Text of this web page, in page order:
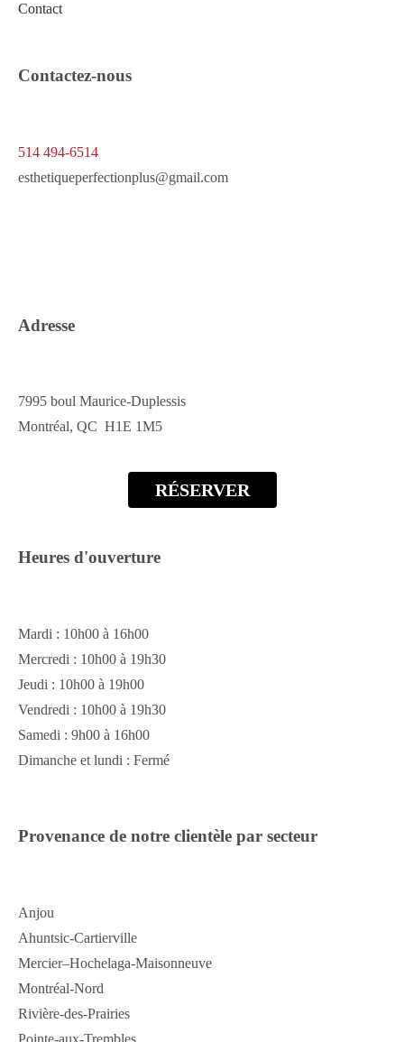
Contact
Contactez-nous
514 494-6514
esthetiqueperfectionplus@gmail.com
Adresse
7995 boul Maurice-Duplessis
Montréal, QC H1E 1M5
RÉSERVER
Heures d'ouverture
Mardi : 10h00 à 16h00
Mercredi : 10h00 à 19h30
Jeudi : 10h00 à 19h00
Vendredi : 10h00 à 19h30
Samedi : 9h00 à 16h00
Dimanche et lundi : Fermé
Provenance de notre clientèle par secteur
Anjou
Ahuntsic-Cartierville
Mercier–Hochelaga-Maisonneuve
Montréal-Nord
Rivière-des-Prairies